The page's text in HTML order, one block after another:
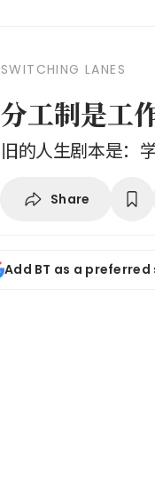
SWITCHING LANES
分工制是工
旧的人生剧本是：
Share
Add BT as a preferred